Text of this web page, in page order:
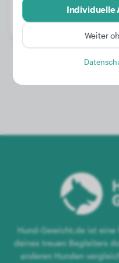
Geschlecht:
Hund-Gewicht.de ist eine
deines treuen Begleiters
anderen Hunden
Individuelle
Weiter